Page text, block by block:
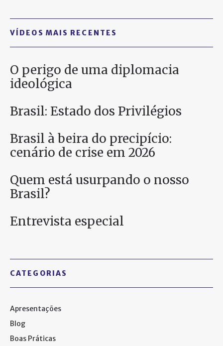
VÍDEOS MAIS RECENTES
O perigo de uma diplomacia
ideológica
Brasil: Estado dos Privilégios
Brasil à beira do precipício:
cenário de crise em 2026
Quem está usurpando o nosso
Brasil?
Entrevista especial
CATEGORIAS
Apresentações
Blog
Boas Práticas